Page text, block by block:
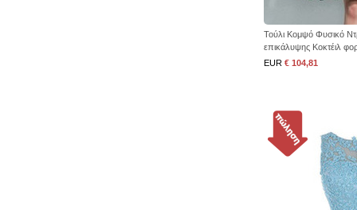
Τούλι Κομψό Φυσικό
επικάλυψης Κοκτέιλ
EUR € 104,81